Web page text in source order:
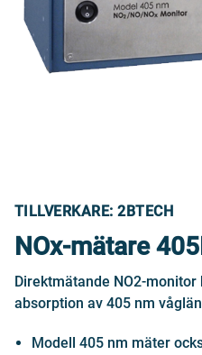
TILLVERKARE: 2BTECH
NOx-mätare
Direktmätande NO2-
absorption av 405 nm
Modell 405 nm mäter